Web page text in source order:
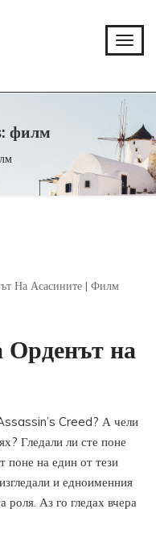
филм
На Асасините | Филм
Орденът на
Creed? А чели
Гледали ли сте поне
поне на един от тези
и едноименния
Аз го гледах вчера